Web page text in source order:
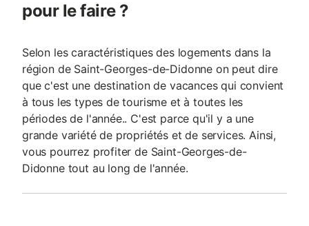
pour le faire ?
Selon les caractéristiques des logements dans la
région de Saint-Georges-de-Didonne on peut dire
que c'est une destination de vacances qui convient
à tous les types de tourisme et à toutes les
périodes de l'année.. C'est parce qu'il y a une
grande variété de propriétés et de services. Ainsi,
vous pourrez profiter de Saint-Georges-de-
Didonne tout au long de l'année.